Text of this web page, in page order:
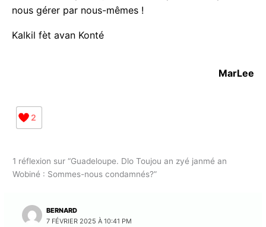
Attention le signal serait très mauvais si, comme le
craint le président LOUISY, nous perdions la
1 réflexion sur “Guadeloupe. Dlo Toujou an zyé janmé an
J'acceptel'accord de confidentialité